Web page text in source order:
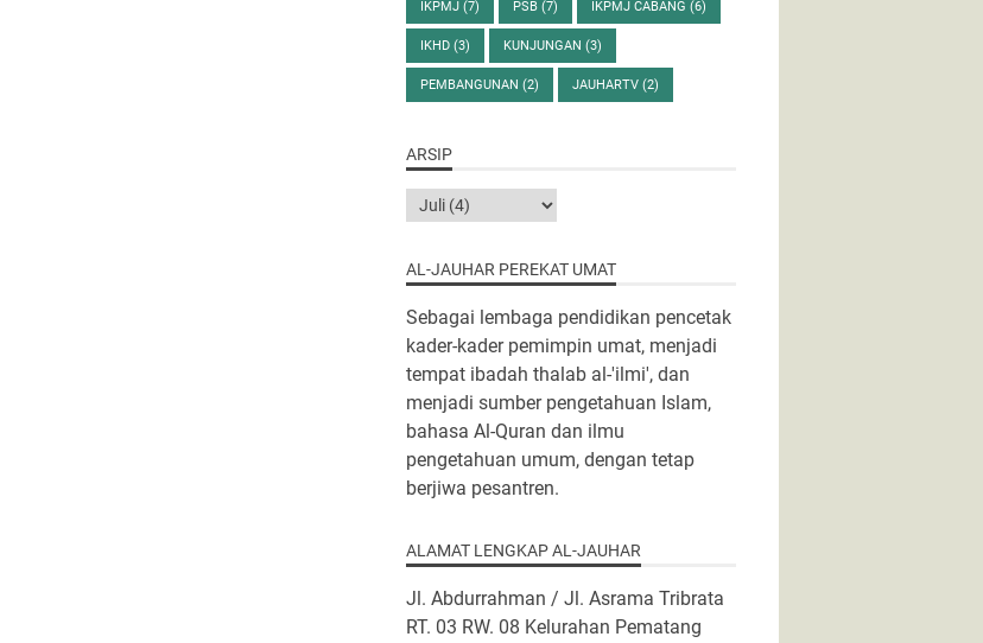
IKPMJ (7) PSB (7) IKPMJ CABANG (6)
IKHD (3) KUNJUNGAN (3)
PEMBANGUNAN (2) JAUHARTV (2)
ARSIP
AL-JAUHAR PEREKAT UMAT
Sebagai lembaga pendidikan pencetak
kader-kader pemimpin umat, menjadi
tempat ibadah thalab al-'ilmi', dan
menjadi sumber pengetahuan Islam,
bahasa Al-Quran dan ilmu
pengetahuan umum, dengan tetap
berjiwa pesantren.
ALAMAT LENGKAP AL-JAUHAR
Jl. Abdurrahman / Jl. Asrama Tribrata
RT. 03 RW. 08 Kelurahan Pematang